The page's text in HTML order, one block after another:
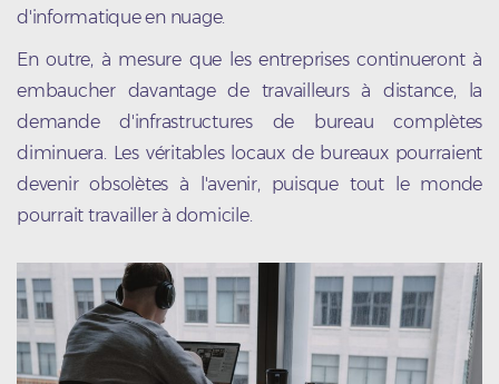
d'informatique en nuage.
En outre, à mesure que les entreprises continueront à
embaucher davantage de travailleurs à distance, la
demande d'infrastructures de bureau complètes
diminuera. Les véritables locaux de bureaux pourraient
devenir obsolètes à l'avenir, puisque tout le monde
pourrait travailler à domicile.